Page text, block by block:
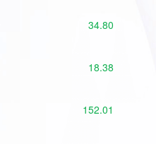
34.80
18.38
152.01